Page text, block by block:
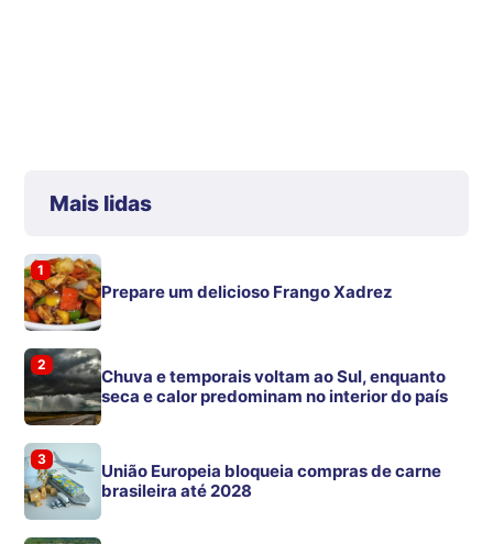
Mais lidas
1
Prepare um delicioso Frango Xadrez
2
Chuva e temporais voltam ao Sul, enquanto
seca e calor predominam no interior do país
3
União Europeia bloqueia compras de carne
brasileira até 2028